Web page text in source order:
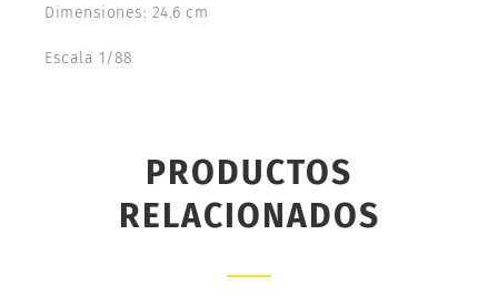
Dimensiones: 24.6 cm
Escala 1/88
PRODUCTOS
RELACIONADOS